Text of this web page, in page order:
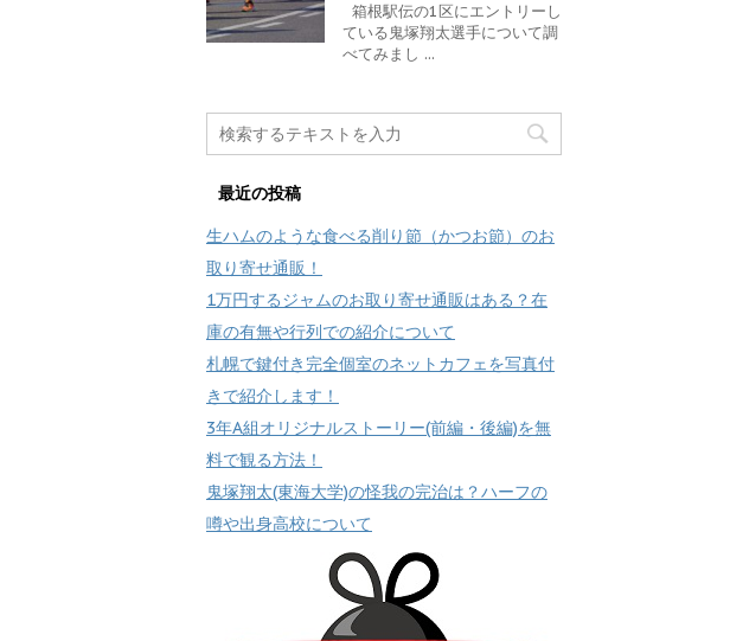
箱根駅伝の1区にエントリーし
ている鬼塚翔太選手について調
べてみまし ...
最近の投稿
生ハムのような食べる削り節（かつお節）のお
取り寄せ通販！
1万円するジャムのお取り寄せ通販はある？在
庫の有無や行列での紹介について
札幌で鍵付き完全個室のネットカフェを写真付
きで紹介します！
3年A組オリジナルストーリー(前編・後編)を無
料で観る方法！
鬼塚翔太(東海大学)の怪我の完治は？ハーフの
噂や出身高校について